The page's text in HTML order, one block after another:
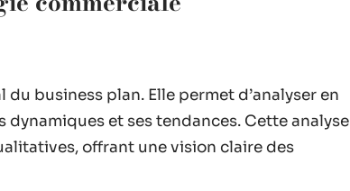
business plan. Elle permet d’analyser en
et ses tendances. Cette analyse
offrant une vision claire des